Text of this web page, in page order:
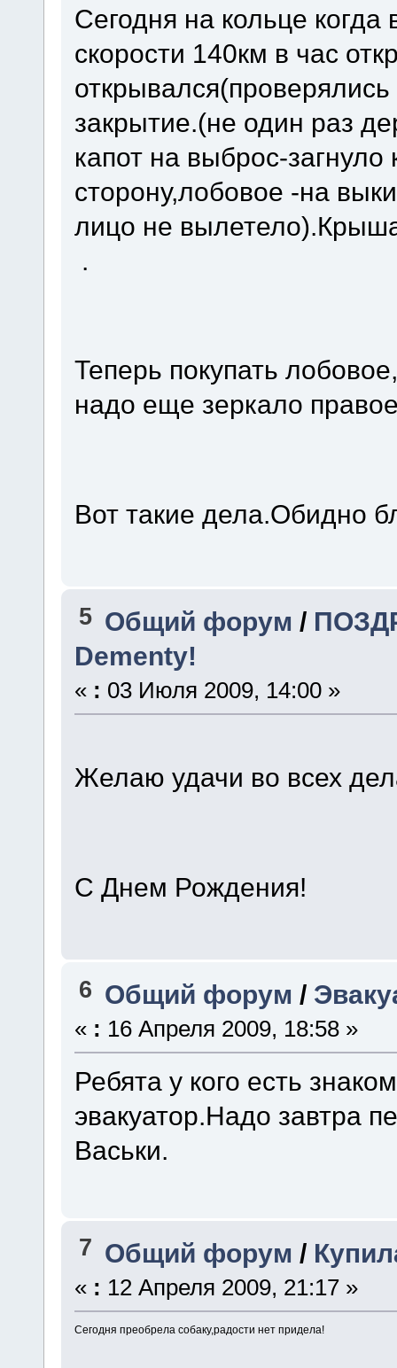
Сегодня на кольце
скорости 140км в час
закрытие.(не один раз
капот на выброс-загнуло
сторону,лобовое -на
лицо не
.
Теперь покупать
надо еще зеркало
Вот такие дела.Обидно
5 Общий форум /
Dementy!
« : 03 Июля 2009, 14:00 »
Желаю удачи во всех
С Днем Рождения!
6 Общий форум /
« : 16 Апреля 2009, 18:58 »
Ребята у кого есть
эвакуатор.Надо завтра
Васьки.
7 Общий форум /
« : 12 Апреля 2009, 21:17 »
Сегодня преобрела собаку,радости нет придела!